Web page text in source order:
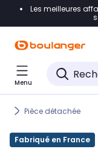
Accéder
Accéder
Accéder
Les meilleures
Menu
Pièce détachée
Fabriqué en France